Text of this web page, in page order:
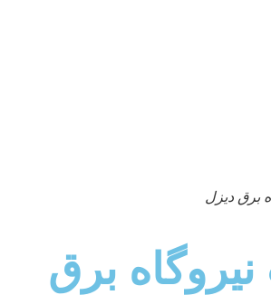
برق دیزل
برق